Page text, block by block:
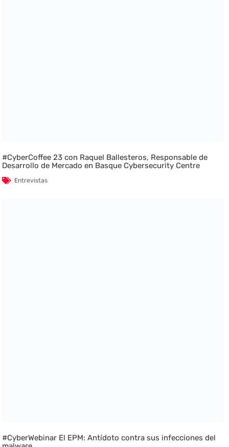
#CyberCoffee 23 con Raquel Ballesteros, Responsable de
Desarrollo de Mercado en Basque Cybersecurity Centre
Entrevistas
#CyberWebinar El EPM: Antídoto contra sus infecciones del